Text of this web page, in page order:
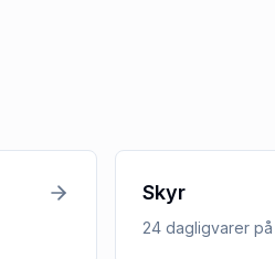
Skyr
24 dagligvarerpå